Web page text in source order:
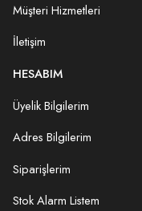
Müşteri Hizmetleri
İletişim
HESABIM
Üyelik Bilgilerim
Adres Bilgilerim
Siparişlerim
Stok Alarm Listem